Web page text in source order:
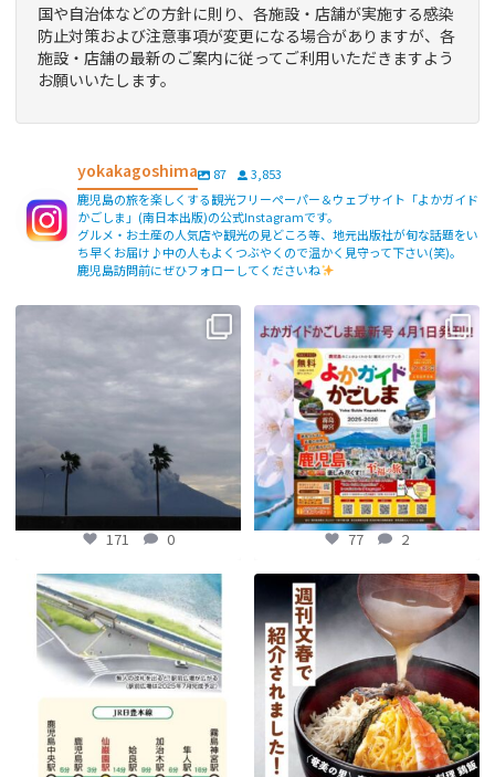
国や自治体などの方針に則り、各施設・店舗が実施する感染
防止対策および注意事項が変更になる場合がありますが、各
施設・店舗の最新のご案内に従ってご利用いただきますよう
お願いいたします。
yokakagoshima 87
3,853
鹿児島の旅を楽しくする観光フリーペーパー＆ウェブサイト「よかガイド
かごしま」(南日本出版)の公式Instagramです。
グルメ・お土産の人気店や観光の見どころ等、地元出版社が旬な話題をい
ち早くお届け♪中の人もよくつぶやくので温かく見守って下さい(笑)。
鹿児島訪問前にぜひフォローしてくださいね
【fromよかガイド】〜鹿児島観光の
171 0
よかガイド最新号、ぜひご覧くださ
い
【fromよかガイド】
...
77 2
77 2
【鹿児島観光トピックス】〜鹿児島中
央駅から約8分!! 「仙巌園駅」誕生〜
...
202 0
【fromよかガイド】～かごかご . jpか
らのお知らせ ～
...
88 0